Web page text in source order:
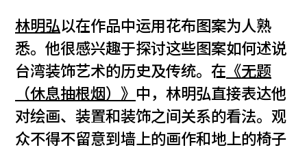
林明弘以在作品中运用花布图案为人熟
悉。他很感兴趣于探讨这些图案如何述说
台湾装饰艺术的历史及传统。在 《无题
（休息抽根烟）》 中，林明弘直接表达他
对绘画、装置和装饰之间关系的看法。观
众不得不留意到墙上的画作和地上的椅子